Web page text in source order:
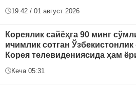
19:42 / 01 август 2026
Кореялик сайёҳга 90 минг
ичимлик сотган Ўзбекистонлик
Корея телевидениясида ҳам
Кеча 05:31